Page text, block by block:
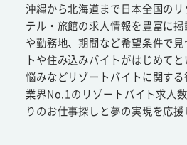
沖縄から北海道まで日本全国の
テル・旅館の求人情報を豊富に
や勤務地、期間など希望条件で
トや住み込みバイトがはじめて
悩みなどリゾートバイトに関する
業界No.1のリゾートバイト求人
りのお仕事探しと夢の実現を応援